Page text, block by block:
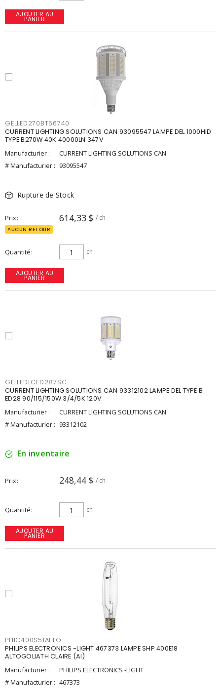
AJOUTER AU
PANIER
GELLED270BT56740
CURRENT LIGHTING SOLUTIONS CAN 93095547 LAMPE DEL 1000HID
TYPE B270W 40K 40000LN 347V
Manufacturier :
CURRENT LIGHTING SOLUTIONS CAN
# Manufacturier : 93095547
Rupture de Stock
Prix 614,33 $ / ch
AUCUN RETOUR
Quantité ch
AJOUTER AU
PANIER
GELLEDLCED287SC
CURRENT LIGHTING SOLUTIONS CAN 93312102 LAMPE DEL TYPE B
ED28 90/115/150W 3/4/5K 120V
Manufacturier :
CURRENT LIGHTING SOLUTIONS CAN
# Manufacturier : 93312102
En inventaire
Prix 248,44 $ / ch
Quantité ch
AJOUTER AU
PANIER
PHIC400S51ALTO
PHILIPS ELECTRONICS -LIGHT 467373 LAMPE SHP 400E18
ALTOGOLIATH CLAIRE (AI)
Manufacturier :
PHILIPS ELECTRONICS -LIGHT
# Manufacturier : 467373